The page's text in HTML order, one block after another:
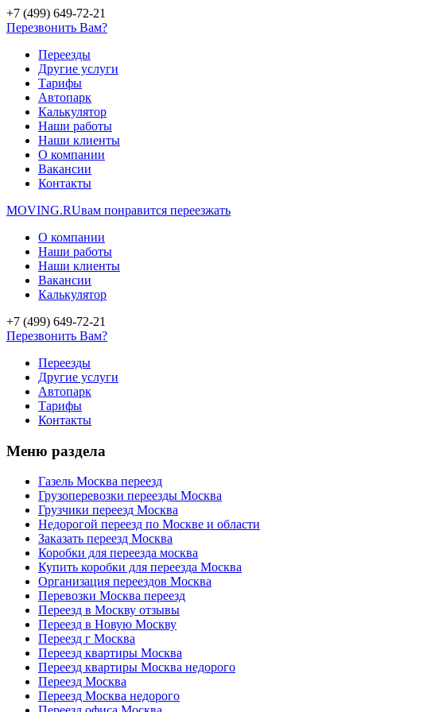
+7 (499) 649-72-21
Перезвонить Вам?
Переезды
Другие услуги
Тарифы
Автопарк
Калькулятор
Наши работы
Наши клиенты
О компании
Вакансии
Контакты
MOVING.RUвам понравится переезжать
О компании
Наши работы
Наши клиенты
Вакансии
Калькулятор
+7 (499) 649-72-21
Перезвонить Вам?
Переезды
Другие услуги
Автопарк
Тарифы
Контакты
Меню раздела
Газель Москва переезд
Грузоперевозки переезды Москва
Грузчики переезд Москва
Недорогой переезд по Москве и области
Заказать переезд Москва
Коробки для переезда москва
Купить коробки для переезда Москва
Организация переездов Москва
Перевозки Москва переезд
Переезд в Москву отзывы
Переезд в Новую Москву
Переезд г Москва
Переезд квартиры Москва
Переезд квартиры Москва недорого
Переезд Москва
Переезд Москва недорого